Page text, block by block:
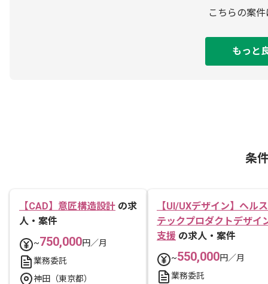
こちらの案
もっと
条
【CAD】意匠構造設計 の求
人・案件
~750,000円／月
業務委託
神田（東京都）
【UI/UXデザイン】ヘルス
テックプロダクトデザイ
支援 の求人・案件
~550,000円／月
業務委託